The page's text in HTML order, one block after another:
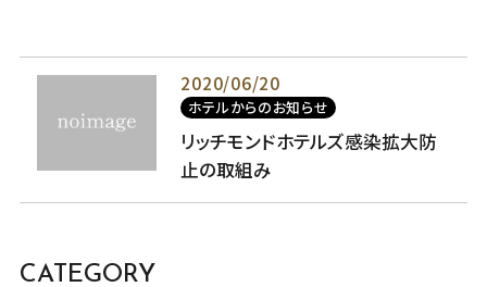
2020/06/20
ホテルからのお知らせ
リッチモンドホテルズ感染拡大防
止の取組み
CATEGORY